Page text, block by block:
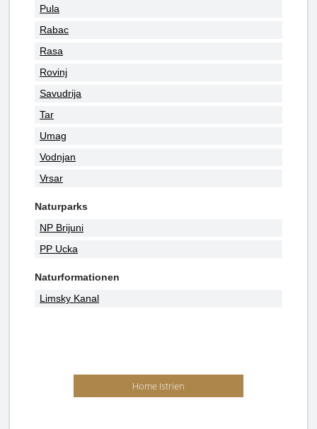
Pula
Rabac
Rasa
Rovinj
Savudrija
Tar
Umag
Vodnjan
Vrsar
Naturparks
NP Brijuni
PP Ucka
Naturformationen
Limsky Kanal
Home Istrien